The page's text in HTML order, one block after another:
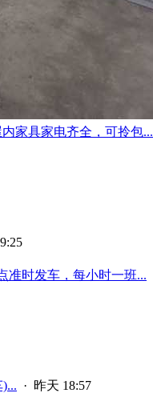
家具家电齐全，可拎包...
准时发车，每小时一班...
· 昨天 18:57